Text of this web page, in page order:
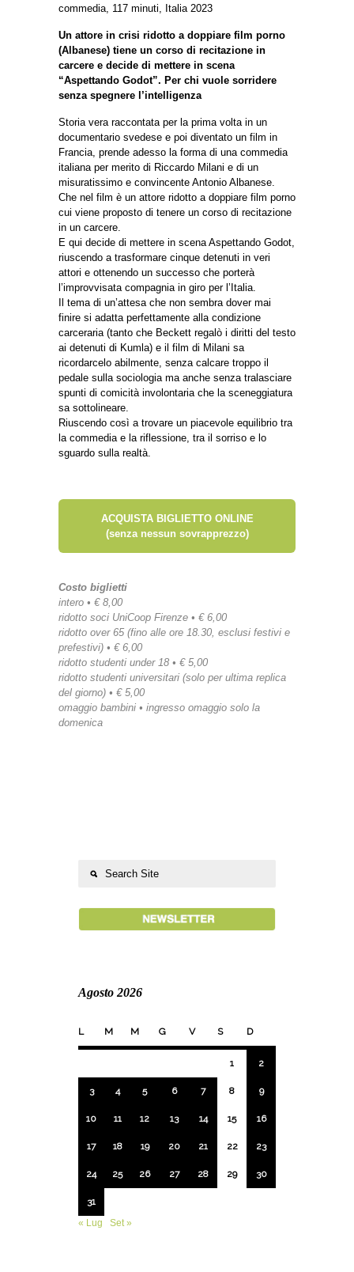
commedia, 117 minuti, Italia 2023
Un attore in crisi ridotto a doppiare film porno
(Albanese) tiene un corso di recitazione in
carcere e decide di mettere in scena
“Aspettando Godot”. Per chi vuole sorridere
senza spegnere l’intelligenza
Storia vera raccontata per la prima volta in un
documentario svedese e poi diventato un film in
Francia, prende adesso la forma di una commedia
italiana per merito di Riccardo Milani e di un
misuratissimo e convincente Antonio Albanese.
Che nel film è un attore ridotto a doppiare film porno
cui viene proposto di tenere un corso di recitazione
in un carcere.
E qui decide di mettere in scena Aspettando Godot,
riuscendo a trasformare cinque detenuti in veri
attori e ottenendo un successo che porterà
l’improvvisata compagnia in giro per l’Italia.
Il tema di un’attesa che non sembra dover mai
finire si adatta perfettamente alla condizione
carceraria (tanto che Beckett regalò i diritti del testo
ai detenuti di Kumla) e il film di Milani sa
ricordarcelo abilmente, senza calcare troppo il
pedale sulla sociologia ma anche senza tralasciare
spunti di comicità involontaria che la sceneggiatura
sa sottolineare.
Riuscendo così a trovare un piacevole equilibrio tra
la commedia e la riflessione, tra il sorriso e lo
sguardo sulla realtà.
ACQUISTA BIGLIETTO ONLINE
(senza nessun sovrapprezzo)
Costo biglietti
intero • € 8,00
ridotto soci UniCoop Firenze • € 6,00
ridotto over 65 (fino alle ore 18.30, esclusi festivi e
prefestivi) • € 6,00
ridotto studenti under 18 • € 5,00
ridotto studenti universitari (solo per ultima replica
del giorno) • € 5,00
omaggio bambini • ingresso omaggio solo la
domenica
Agosto 2026
L M M G V S D
1 2
3 4 5 6 7 8 9
10 11 12 13 14 15 16
17 18 19 20 21 22 23
24 25 26 27 28 29 30
31
« Lug
Set »